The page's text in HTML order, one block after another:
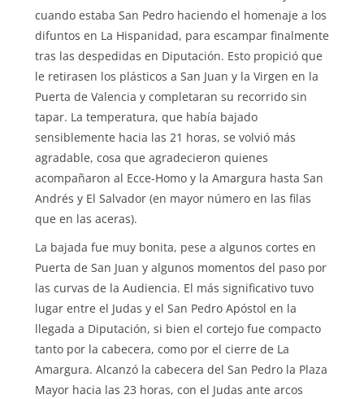
cuando estaba San Pedro haciendo el homenaje a los
difuntos en La Hispanidad, para escampar finalmente
tras las despedidas en Diputación. Esto propició que
le retirasen los plásticos a San Juan y la Virgen en la
Puerta de Valencia y completaran su recorrido sin
tapar. La temperatura, que había bajado
sensiblemente hacia las 21 horas, se volvió más
agradable, cosa que agradecieron quienes
acompañaron al Ecce-Homo y la Amargura hasta San
Andrés y El Salvador (en mayor número en las filas
que en las aceras).
La bajada fue muy bonita, pese a algunos cortes en
Puerta de San Juan y algunos momentos del paso por
las curvas de la Audiencia. El más significativo tuvo
lugar entre el Judas y el San Pedro Apóstol en la
llegada a Diputación, si bien el cortejo fue compacto
tanto por la cabecera, como por el cierre de La
Amargura. Alcanzó la cabecera del San Pedro la Plaza
Mayor hacia las 23 horas, con el Judas ante arcos